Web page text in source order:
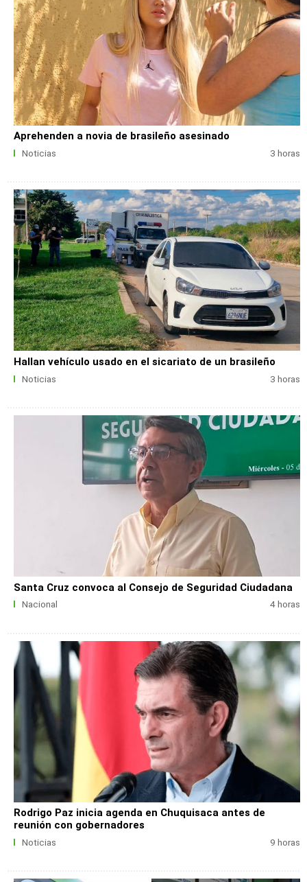
Aprehenden a novia de brasileño asesinado
Noticias 3 horas
Hallan vehículo usado en el sicariato de un brasileño
Noticias 3 horas
Santa Cruz convoca al Consejo de Seguridad Ciudadana
Nacional 4 horas
Rodrigo Paz inicia agenda en Chuquisaca antes de
reunión con gobernadores
Noticias 9 horas